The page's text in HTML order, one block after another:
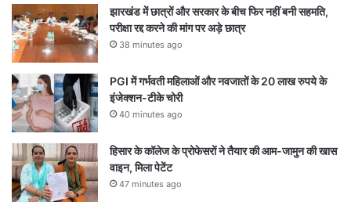
झारखंड में छात्रों और सरकार के बीच फिर नहीं बनी सहमति,
परीक्षा रद्द करने की मांग पर अड़े छात्र
38 minutes ago
PGI में गर्भवती महिलाओं और नवजातों के 20 लाख रुपये के
इंजेक्शन-टीके चोरी
40 minutes ago
हिसार के कॉलेज के प्रोफेसरों ने तैयार की आम-जामुन की खास
वाइन, मिला पेटेंट
47 minutes ago